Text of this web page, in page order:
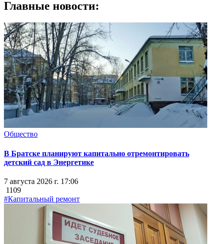
Главные новости:
Общество
В Братске планируют капитально отремонтировать
детский сад в Энергетике
7 августа 2026 г. 17:06
1109
#Капитальный ремонт